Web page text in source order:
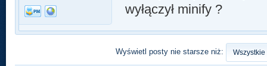
wyłączył minify ?
Wyświetl posty nie starsze niż: